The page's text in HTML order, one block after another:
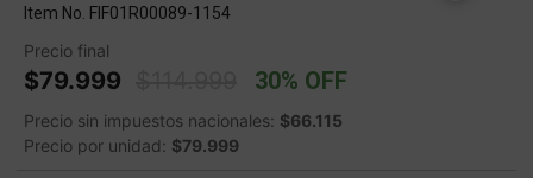
Item No. FIF01R00089-1154
Precio final
$79.999 Price reduced from
30% OFF
Precio sin impuestos nacionales: $66.115
Precio por unidad: $79.999